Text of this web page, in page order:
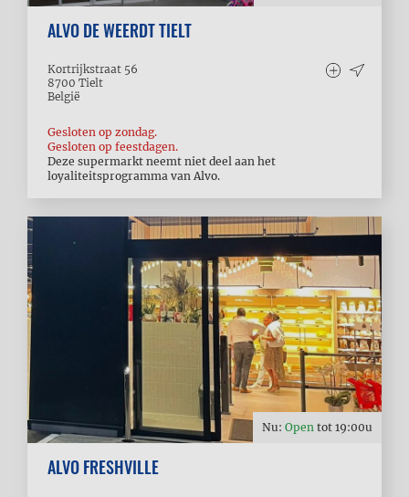
ALVO DE WEERDT TIELT
Kortrijkstraat 56
8700 Tielt
België
Gesloten op zondag.
Gesloten op feestdagen.
Deze supermarkt neemt niet deel aan het
loyaliteitsprogramma van Alvo.
Nu: Open tot 19:00u
ALVO FRESHVILLE